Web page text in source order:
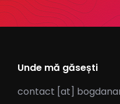
Unde mă găsești
contact [at]